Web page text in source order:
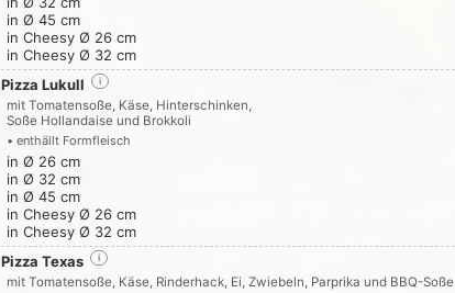
in Ø 45 cm
in Cheesy Ø 26 cm
in Cheesy Ø 32 cm
Pizza Lukull
i
mit Tomatensoße, Käse, Hinterschinken,
Soße Hollandaise und Brokkoli
• enthällt Formfleisch
in Ø 26 cm
in Ø 32 cm
in Ø 45 cm
in Cheesy Ø 26 cm
in Cheesy Ø 32 cm
Pizza Texas
i
mit Tomatensoße, Käse, Rinderhack, Ei, Zwiebeln, Parprika und BBQ-Soße